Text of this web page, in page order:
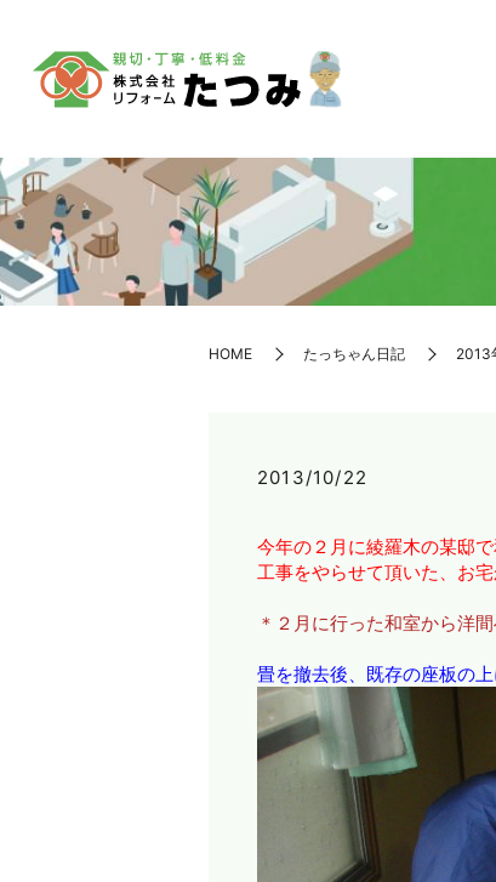
HOME たっちゃん日記 2013
2013/10/22
今年の２月に綾羅木の某邸
工事をやらせて頂いた、お
＊２月に行った和室から洋
畳を撤去後、既存の座板の